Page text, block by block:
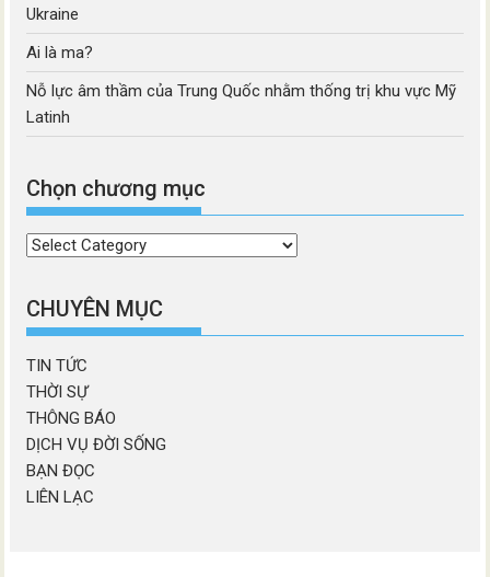
Ukraine
Ai là ma?
Nỗ lực âm thầm của Trung Quốc nhằm thống trị khu vực Mỹ
Latinh
Chọn chương mục
Chọn
mục
CHUYÊN MỤC
TIN TỨC
THỜI SỰ
THÔNG BÁO
DỊCH VỤ ĐỜI SỐNG
BẠN ĐỌC
LIÊN LẠC